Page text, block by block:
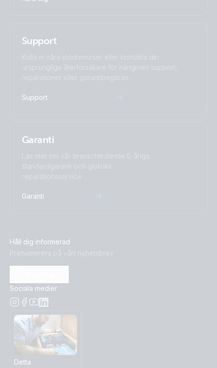
Support
Kolla in våra stödresurser eller kontakta din
ursprungliga återförsäljare för hängiven support,
reparationer eller garantibegäran.
Support
Garanti
Läs mer om vår branschledande 5-åriga
standardgaranti och globala
reparationsservice.
Garanti
Håll dig informerad
Prenumerera på vårt nyhetsbrev
Sociala medier
Detta